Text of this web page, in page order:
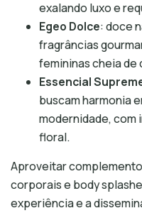
exalando luxo e
Egeo Dolce: doce
fragrâncias
femininas cheia de
Essencial
buscam harmonia
modernidade, com
floral.
Aproveitar
corporais e body
experiência e a